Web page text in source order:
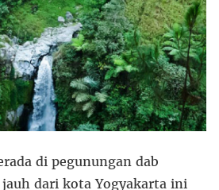
di pegunungan dab
dari kota Yogyakarta ini